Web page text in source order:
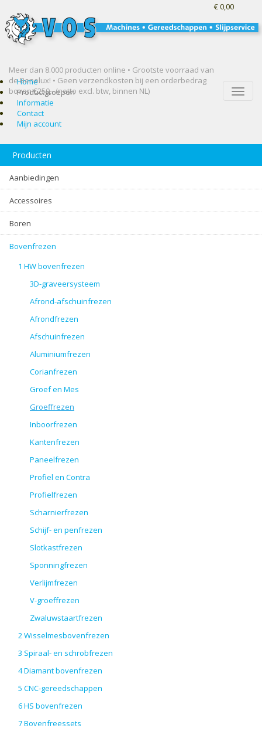
Meer dan 8.000 producten online • Grootste voorraad van
de Benelux! • Geen verzendkosten bij een orderbedrag
boven €250,- (netto excl. btw, binnen NL)
€ 0,00
Toggle
Home
Productgroepen
Informatie
Contact
Mijn account
Producten
Aanbiedingen
Accessoires
Boren
Bovenfrezen
1 HW bovenfrezen
3D-graveersysteem
Afrond-afschuinfrezen
Afrondfrezen
Afschuinfrezen
Aluminiumfrezen
Corianfrezen
Groef en Mes
Groeffrezen
Inboorfrezen
Kantenfrezen
Paneelfrezen
Profiel en Contra
Profielfrezen
Scharnierfrezen
Schijf- en penfrezen
Slotkastfrezen
Sponningfrezen
Verlijmfrezen
V-groeffrezen
Zwaluwstaartfrezen
2 Wisselmesbovenfrezen
3 Spiraal- en schrobfrezen
4 Diamant bovenfrezen
5 CNC-gereedschappen
6 HS bovenfrezen
7 Bovenfreessets